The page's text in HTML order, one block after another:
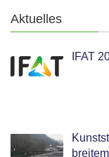
Aktuelles
IFAT